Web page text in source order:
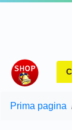
Prima pagina